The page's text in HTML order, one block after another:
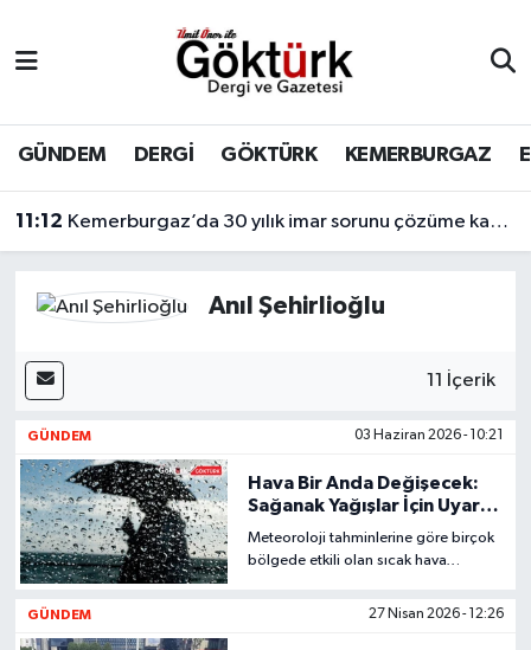
GÜNDEM DERGİ GÖKTÜRK KEMERBURGAZ
11:12 Kemerburgaz’da 30 yılık imar sorunu çözüme kavuşuyor
Anıl Şehirlioğlu
11 İçerik
GÜNDEM 03 Haziran 2026 - 10:21
Hava Bir Anda Değişecek:
Sağanak Yağışlar İçin Uyarı
Geldi
Meteoroloji tahminlerine göre birçok
bölgede etkili olan sıcak hava
koşullarında ani bir değişim
GÜNDEM 27 Nisan 2026 - 12:26
BİLİM
DERGİ
EKONOMİ
GÜNDEM
KEMERBURGAZ
Eyüpsultan Hava Durumu
Eyüpsultan Trafik Yoğunluk Haritası
Süper Lig Puan Durumu ve Fikstür
Haber Arşivi